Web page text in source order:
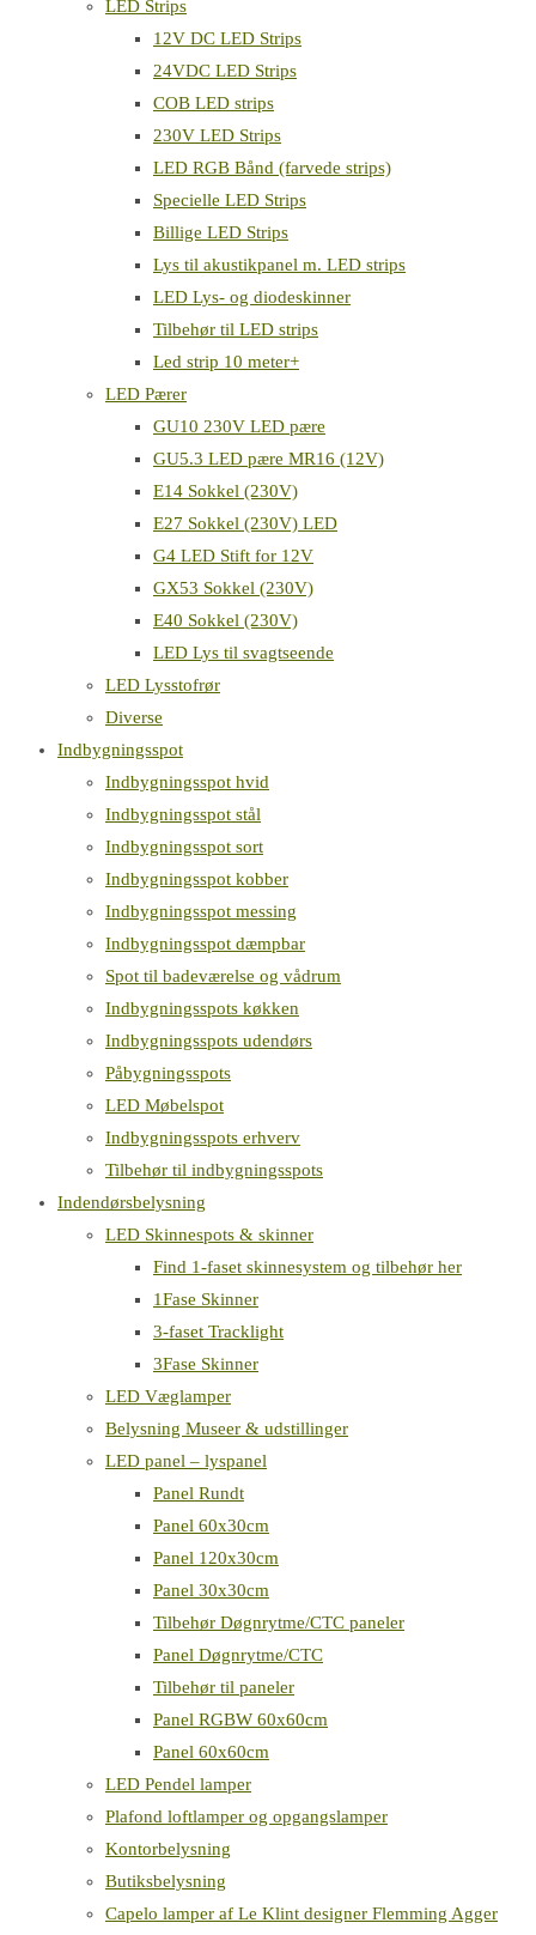
LED Strips
12V DC LED Strips
24VDC LED Strips
COB LED strips
230V LED Strips
LED RGB Bånd (farvede strips)
Specielle LED Strips
Billige LED Strips
Lys til akustikpanel m. LED strips
LED Lys- og diodeskinner
Tilbehør til LED strips
Led strip 10 meter+
LED Pærer
GU10 230V LED pære
GU5.3 LED pære MR16 (12V)
E14 Sokkel (230V)
E27 Sokkel (230V) LED
G4 LED Stift for 12V
GX53 Sokkel (230V)
E40 Sokkel (230V)
LED Lys til svagtseende
LED Lysstofrør
Diverse
Indbygningsspot
Indbygningsspot hvid
Indbygningsspot stål
Indbygningsspot sort
Indbygningsspot kobber
Indbygningsspot messing
Indbygningsspot dæmpbar
Spot til badeværelse og vådrum
Indbygningsspots køkken
Indbygningsspots udendørs
Påbygningsspots
LED Møbelspot
Indbygningsspots erhverv
Tilbehør til indbygningsspots
Indendørsbelysning
LED Skinnespots & skinner
Find 1-faset skinnesystem og tilbehør her
1Fase Skinner
3-faset Tracklight
3Fase Skinner
LED Væglamper
Belysning Museer & udstillinger
LED panel – lyspanel
Panel Rundt
Panel 60x30cm
Panel 120x30cm
Panel 30x30cm
Tilbehør Døgnrytme/CTC paneler
Panel Døgnrytme/CTC
Tilbehør til paneler
Panel RGBW 60x60cm
Panel 60x60cm
LED Pendel lamper
Plafond loftlamper og opgangslamper
Kontorbelysning
Butiksbelysning
Capelo lamper af Le Klint designer Flemming Agger